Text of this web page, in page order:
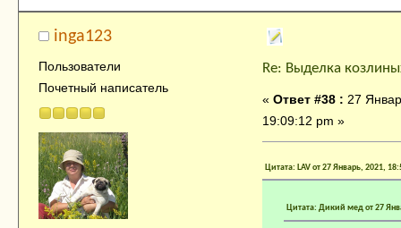
inga123
Пользователи
Почетный написатель
Re: Выделка
« Ответ #38 : 27
19:09:12 pm »
Цитата: LAV от 27 Январь, 2021,
Цитата: Дикий мед от 27